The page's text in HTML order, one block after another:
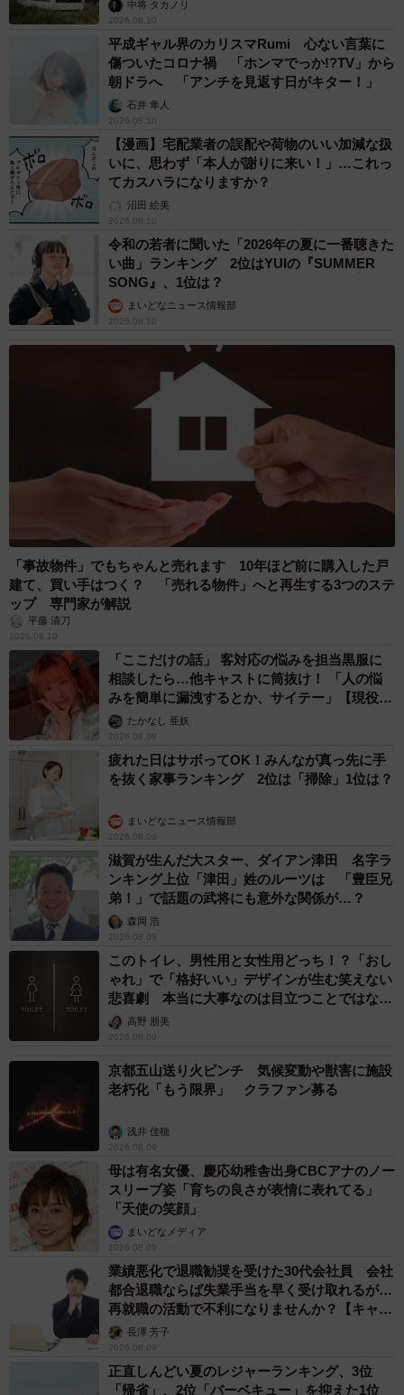
中将 タカノリ
2026.08.10
平成ギャル界のカリスマRumi 心ない言葉に
傷ついたコロナ禍 「ホンマでっか!?TV」から
朝ドラへ 「アンチを見返す日がキター！」
石井 隼人
2026.08.10
【漫画】宅配業者の誤配や荷物のいい加減な扱
いに、思わず「本人が謝りに来い！」…これっ
てカスハラになりますか？
沼田 絵美
2026.08.10
令和の若者に聞いた「2026年の夏に一番聴きた
い曲」ランキング 2位はYUIの『SUMMER
SONG』、1位は？
まいどなニュース情報部
2026.08.10
「事故物件」でもちゃんと売れます 10年ほど前に購入した戸
建て、買い手はつく？ 「売れる物件」へと再生する3つのステ
ップ 専門家が解説
平藤 清刀
2026.08.10
「ここだけの話」 客対応の悩みを担当黒服に
相談したら…他キャストに筒抜け！ 「人の悩
みを簡単に漏洩するとか、サイテー」【現役キ
ャストに取材】
たかなし 亜妖
2026.08.09
疲れた日はサボってOK！みんなが真っ先に手
を抜く家事ランキング 2位は「掃除」1位は？
まいどなニュース情報部
2026.08.09
滋賀が生んだ大スター、ダイアン津田 名字ラ
ンキング上位「津田」姓のルーツは 「豊臣兄
弟！」で話題の武将にも意外な関係が…？
森岡 浩
2026.08.09
このトイレ、男性用と女性用どっち！？「おし
ゃれ」で「格好いい」デザインが生む笑えない
悲喜劇 本当に大事なのは目立つことではな
く…高野 朋美
2026.08.09
京都五山送り火ピンチ 気候変動や獣害に施設
老朽化「もう限界」 クラファン募る
浅井 佳穂
2026.08.09
母は有名女優、慶応幼稚舎出身CBCアナのノー
スリーブ姿「育ちの良さが表情に表れてる」
「天使の笑顔」
まいどなメディア
2026.08.09
業績悪化で退職勧奨を受けた30代会社員 会社
都合退職ならば失業手当を早く受け取れるが…
再就職の活動で不利になりませんか？【キャリ
アカウンセラーが解説】
長澤 芳子
2026.08.09
正直しんどい夏のレジャーランキング、3位
「帰省」、2位「バーベキュー」を抑えた1位